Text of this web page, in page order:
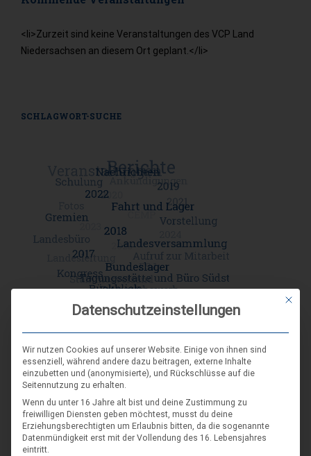
<li>Zurzeit sind keine Veranstaltungen des VCP Land
Niedersachsen an diesem Ort geplant.</li>
SCHLAGWORT-SUCHE
DIE NÄCHSTEN VERANSTALTUNGEN
ARR|JEL Sommertreffen 2026
21. Aug. 26
Blankenburg (Harz)-Wienrode
Mit
Datenschutzeinstellungen
Wir nutzen Cookies auf unserer Website. Einige von ihnen sind
essenziell, während andere dazu beitragen, externe Inhalte
einzubetten und (anonymisierte), und Rückschlüsse auf die
Seitennutzung zu erhalten.
Wenn du unter 16 Jahre alt bist und deine Zustimmung zu
freiwilligen Diensten geben möchtest, musst du deine
Erziehungsberechtigten um Erlaubnis bitten, da die sogenannte
Datenmündigkeit erst mit der Vollendung des 16. Lebensjahres
eintritt.